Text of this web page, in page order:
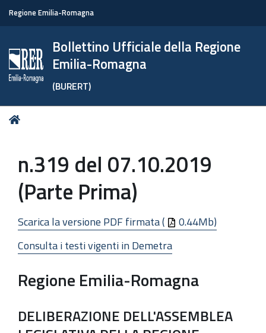
Regione Emilia-Romagna
Bollettino Ufficiale della Regione
Emilia-Romagna
(BURERT)
Tu
n.319 del 07.10.2019
(Parte Prima)
Scarica la versione PDF firmata (
0.44Mb)
Consulta i testi vigenti in Demetra
Regione Emilia-Romagna
DELIBERAZIONE DELL'ASSEMBLEA